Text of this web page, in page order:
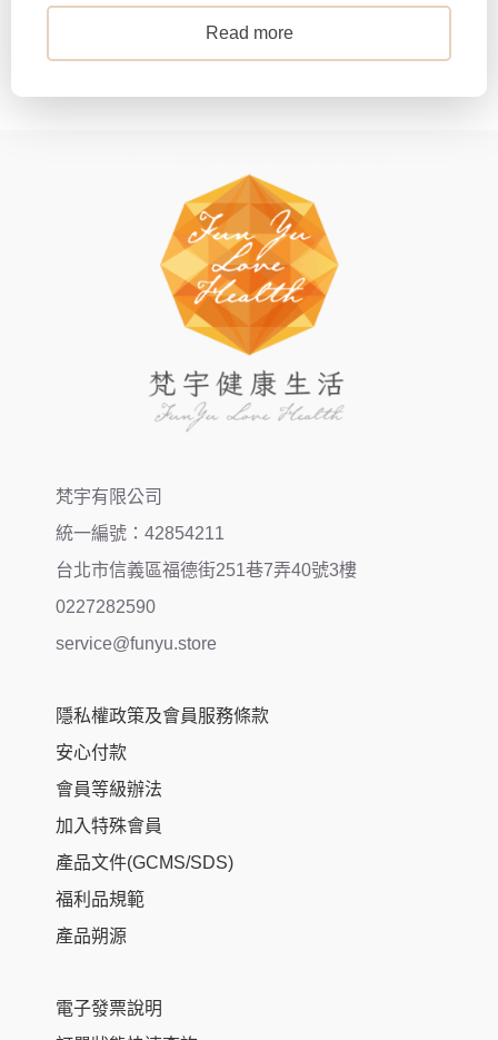
Read more
梵宇有限公司
統一編號：42854211
台北市信義區福德街251巷7弄40號3樓
0227282590
service@funyu.store
隱私權政策及會員服務條款
安心付款
會員等級辦法
加入特殊會員
產品文件(GCMS/SDS)
福利品規範
產品朔源
電子發票說明